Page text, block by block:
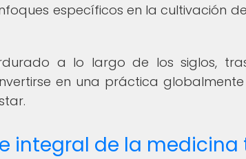
específicos en la cultivación
a lo largo de los siglos,
en una práctica
integral de la